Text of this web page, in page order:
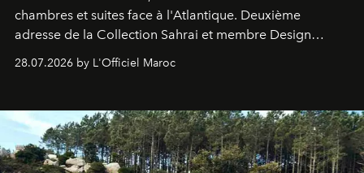
chambres et suites face à l'Atlantique. Deuxième
adresse de la Collection Sahrai et membre Design
Pillet promet un lieu de vie complet. On y a déjeuné…
28.07.2026 by L'Officiel Maroc